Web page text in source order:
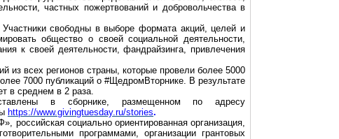
частных пожертвований и добровольчества в
свободны в выборе формата акций, целей и
общество о своей социальной деятельности,
к своей деятельности,фандрайзинга, привлечения
из всех регионов страны, которые провели более 5000
7000 публикаций о #ЩедромВторнике. В результате
в среднем в 2 раза.
в сборнике, размещенном по адресу
https://www.givingtuesday.ru/stories.
российская социально ориентированная организация,
программами, организации грантовых